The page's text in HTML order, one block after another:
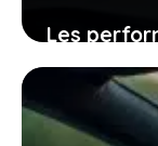
Les
changer
électrique